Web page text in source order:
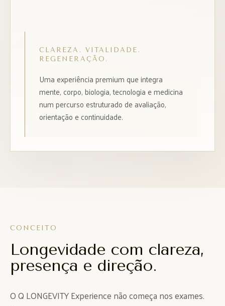
CLAREZA. VITALIDADE.
REGENERAÇÃO.
Uma experiência premium que integra
mente, corpo, biologia, tecnologia e medicina
num percurso estruturado de avaliação,
orientação e continuidade.
CONCEITO
Longevidade com clareza,
presença e direção.
O Q LONGEVITY Experience não começa nos exames.